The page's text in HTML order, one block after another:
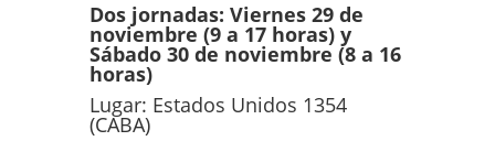
Dos jornadas: Viernes 29 de
noviembre (9 a 17 horas) y
Sábado 30 de noviembre (8 a 16
horas)
Lugar: Estados Unidos 1354
(CABA)